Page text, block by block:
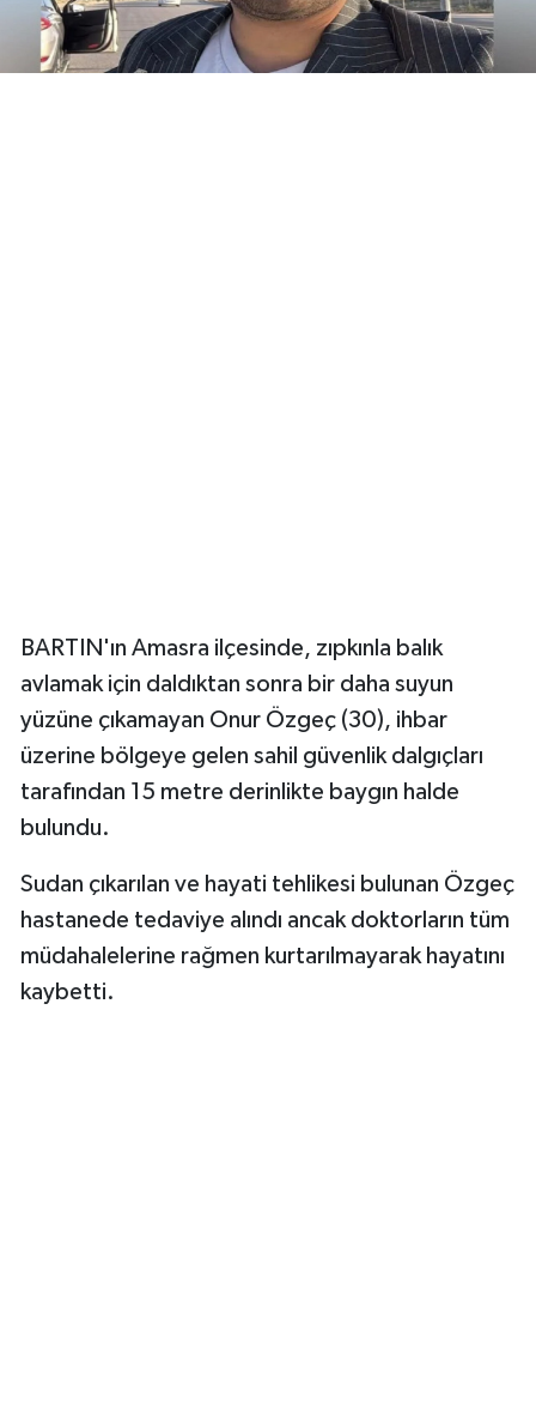
BARTIN'ın Amasra ilçesinde, zıpkınla balık
avlamak için daldıktan sonra bir daha suyun
yüzüne çıkamayan Onur Özgeç (30), ihbar
üzerine bölgeye gelen sahil güvenlik dalgıçları
tarafından 15 metre derinlikte baygın halde
bulundu.
Sudan çıkarılan ve hayati tehlikesi bulunan Özgeç
hastanede tedaviye alındı ancak doktorların tüm
müdahalelerine rağmen kurtarılmayarak hayatını
kaybetti.
Spor